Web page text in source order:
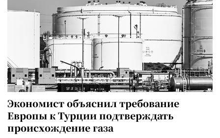
Экономист объяснил требование
Европы к Турции подтверждать
происхождение газа